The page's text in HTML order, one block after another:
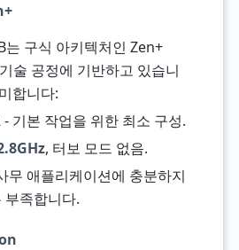
구식 아키텍처인 Zen+
술 공정에 기반하고 있습니
합니다:
- 기본 작업을 위한 최소 구성.
, 터보 모드 없음.
무 애플리케이션에 충분하지
부족합니다.